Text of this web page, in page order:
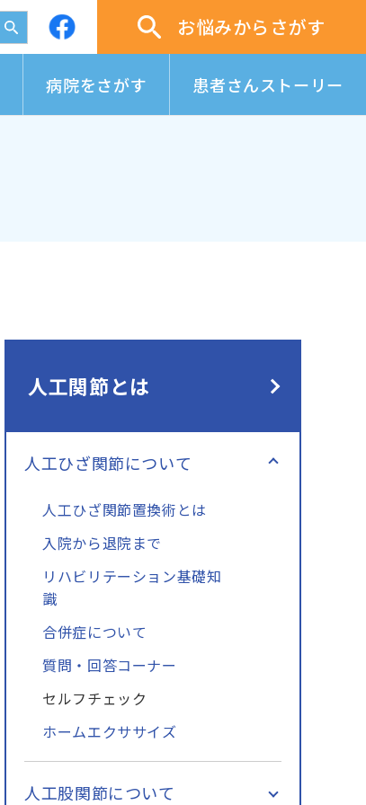
お悩みからさがす
病院をさがす 患者さんストーリー
人工関節とは
人工ひざ関節について
人工ひざ関節置換術とは
入院から退院まで
リハビリテーション基礎知
識
合併症について
質問・回答コーナー
セルフチェック
ホームエクササイズ
人工股関節について